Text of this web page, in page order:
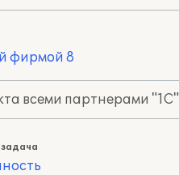
фирмой 8
всеми партнерами "1С"